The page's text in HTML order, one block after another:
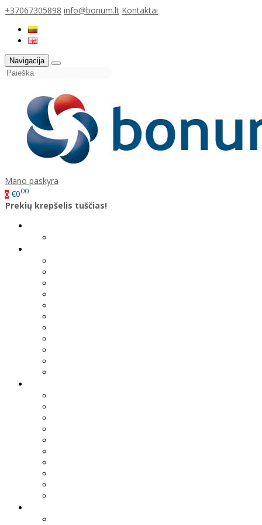
+37067305898 info@bonum.lt Kontaktai
Navigacija
Mano paskyra
0 €000
Prekių krepšelis tuščias!